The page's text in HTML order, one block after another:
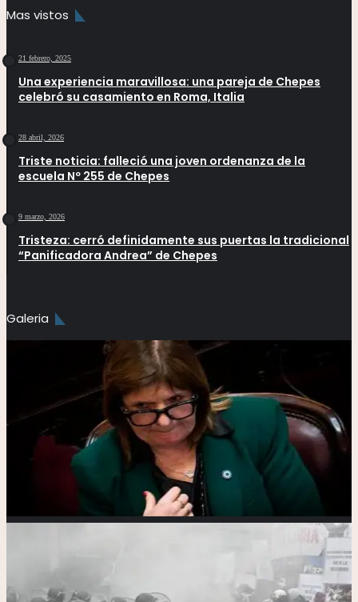
Mas vistos
21 febrero, 2025
Una experiencia maravillosa: una pareja de Chepes
celebró su casamiento en Roma, Italia
28 abril, 2026
Triste noticia: falleció una joven ordenanza de la
escuela Nº 255 de Chepes
9 marzo, 2026
Tristeza: cerró definidamente sus puertas la tradicional
“Panificadora Andrea” de Chepes
Galeria